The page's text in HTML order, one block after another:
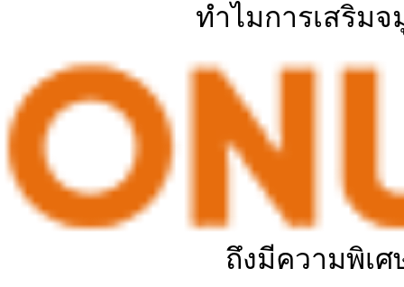
ทำไมการเสริม
ถึงมีความพิเศ